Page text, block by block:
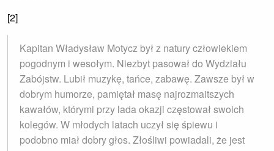
[2]
Kapitan Władysław Motycz był z natury człowiekiem
pogodnym i wesołym. Niezbyt pasował do Wydziału
Zabójstw. Lubił muzykę, tańce, zabawę. Zawsze był w
dobrym humorze, pamiętał masę najrozmaitszych
kawałów, którymi przy lada okazji częstował swoich
kolegów. W młodych latach uczył się śpiewu i
podobno miał dobry głos. Złośliwi powiadali, że jest